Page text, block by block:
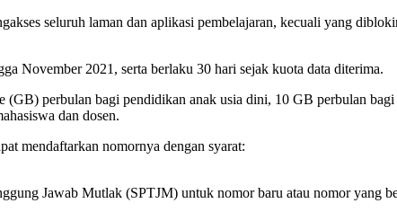
seluruh laman dan aplikasi pembelajaran, kecuali yang
November 2021, serta berlaku 30 hari sejak kuota data diterima.
perbulan bagi pendidikan anak usia dini, 10 GB perbulan
dan dosen.
mendaftarkan nomornya dengan syarat:
Jawab Mutlak (SPTJM) untuk nomor baru atau nomor yang